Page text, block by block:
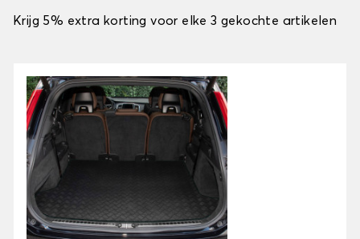
Krijg 5% extra korting voor elke 3 gekochte artikelen